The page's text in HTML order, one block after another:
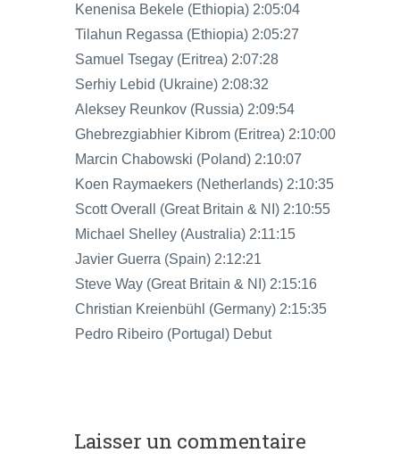
Kenenisa Bekele (Ethiopia) 2:05:04
Tilahun Regassa (Ethiopia) 2:05:27
Samuel Tsegay (Eritrea) 2:07:28
Serhiy Lebid (Ukraine) 2:08:32
Aleksey Reunkov (Russia) 2:09:54
Ghebrezgiabhier Kibrom (Eritrea) 2:10:00
Marcin Chabowski (Poland) 2:10:07
Koen Raymaekers (Netherlands) 2:10:35
Scott Overall (Great Britain & NI) 2:10:55
Michael Shelley (Australia) 2:11:15
Javier Guerra (Spain) 2:12:21
Steve Way (Great Britain & NI) 2:15:16
Christian Kreienbühl (Germany) 2:15:35
Pedro Ribeiro (Portugal) Debut
Laisser un commentaire